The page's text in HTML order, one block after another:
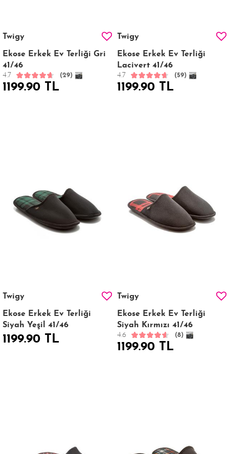
Twigy
Ekose Erkek Ev Terliği Gri
41/46
4.7 (29)
1199.90 TL
Twigy
Ekose Erkek Ev Terliği
Lacivert 41/46
4.7 (59)
1199.90 TL
Twigy
Ekose Erkek Ev Terliği
Siyah Yeşil 41/46
1199.90 TL
Twigy
Ekose Erkek Ev Terliği
Siyah Kırmızı 41/46
4.6 (8)
1199.90 TL